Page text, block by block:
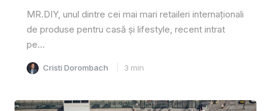
MR.DIY, unul dintre cei mai mari retaileri internaționali
de produse pentru casă și lifestyle, recent intrat
pe...
Cristi Dorombach 3 min